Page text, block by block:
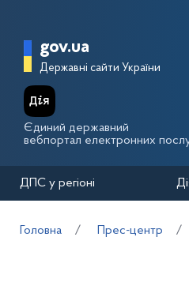
Головна
gov.ua
Державні сайти України
Єдиний державний
вебпортал електронних
ДПС у регіоні
Головна Прес-центр